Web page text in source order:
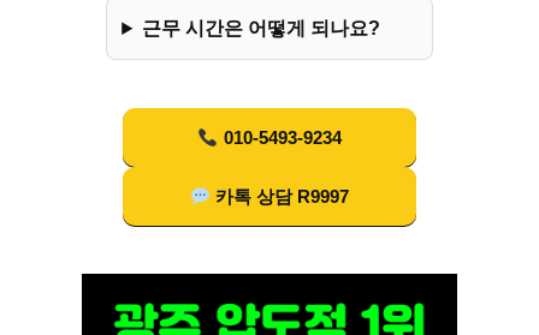
근무 시간은 어떻게 되나요?
010-5493-9234
카톡 상담 R9997